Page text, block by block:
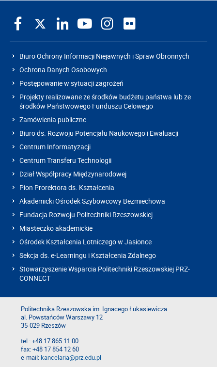
Biuro Ochrony Informacji Niejawnych i Spraw Obronnych
Ochrona Danych Osobowych
Postępowanie w sytuacji zagrożeń
Projekty realizowane ze środków budżetu państwa lub ze
środków Państwowego Funduszu Celowego
Zamówienia publiczne
Biuro ds. Rozwoju Potencjału Naukowego i Ewaluacji
Centrum Informatyzacji
Centrum Transferu Technologii
Dział Współpracy Międzynarodowej
Pion Prorektora ds. Kształcenia
Akademicki Ośrodek Szybowcowy Bezmiechowa
Fundacja Rozwoju Politechniki Rzeszowskiej
Miasteczko akademickie
Ośrodek Kształcenia Lotniczego w Jasionce
Sekcja ds. e-Learningu i Kształcenia Zdalnego
Stowarzyszenie Wsparcia Politechniki Rzeszowskiej PRZ-
CONNECT
Politechnika Rzeszowska im. Ignacego Łukasiewicza
al. Powstańców Warszawy 12
35-029 Rzeszów
tel.: +48 17 865 11 00
fax: +48 17 854 12 60
e-mail:kancelaria@prz.edu.pl